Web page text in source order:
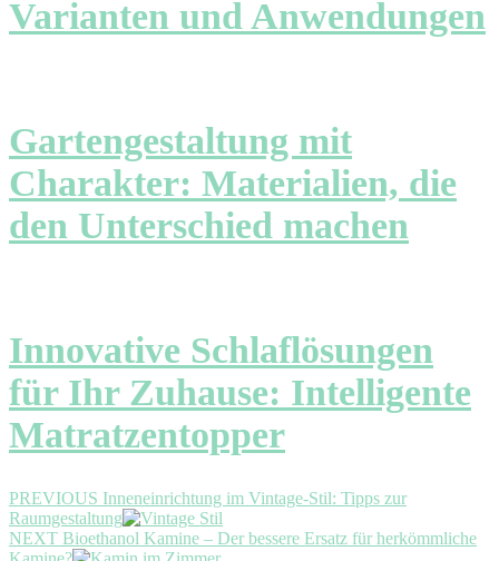
Varianten und Anwendungen
Gartengestaltung mit
Charakter: Materialien, die
den Unterschied machen
Innovative Schlaflösungen
für Ihr Zuhause: Intelligente
Matratzentopper
Beitragsnavigation
PREVIOUS Previous
post:
Inneneinrichtung im Vintage-Stil: Tipps zur
Raumgestaltung
NEXT Next
post:
Bioethanol Kamine – Der bessere Ersatz für herkömmliche